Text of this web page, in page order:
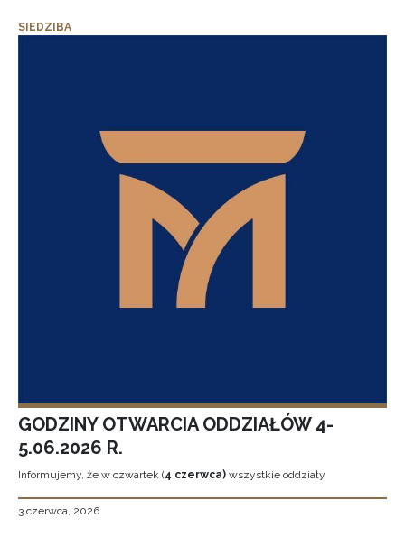
SIEDZIBA
GODZINY OTWARCIA ODDZIAŁÓW 4-
5.06.2026 R.
Informujemy, że w czwartek (4 czerwca) wszystkie oddziały
3 czerwca, 2026